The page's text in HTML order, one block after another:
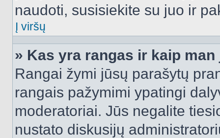
naudoti, susisiekite su juo ir
Į viršų
» Kas yra rangas ir kaip
Rangai žymi jūsų parašytų
rangais pažymimi ypatingi
moderatoriai. Jūs negalite
nustato diskusijų